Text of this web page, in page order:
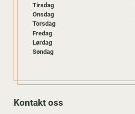
Tirsdag
Onsdag
Torsdag
Fredag
Lørdag
Søndag
Kontakt oss